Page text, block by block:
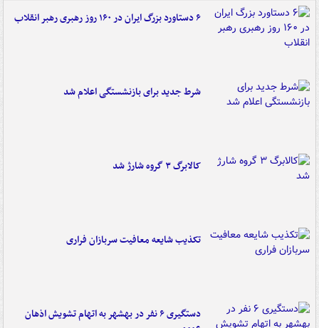
۶ دستاورد بزرگ ایران در ۱۶۰ روز رهبری رهبر انقلاب
شرط جدید برای بازنشستگی اعلام شد
کالابرگ ۳ گروه شارژ شد
تکذیب شایعه معافیت سربازان فراری
دستگیری ۶ نفر در بهشهر به اتهام تشویش اذهان